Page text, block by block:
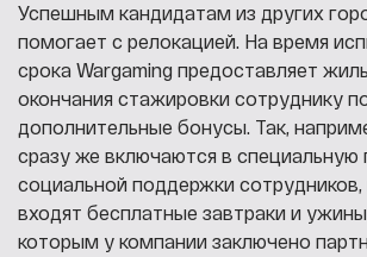
Успешным кандидатам из других
помогает с релокацией. На время
срока Wargaming предоставляет
окончания стажировки сотруднику
дополнительные бонусы. Так,
сразу же включаются в специальную
социальной поддержки
входят бесплатные завтраки и
которым у компании заключено